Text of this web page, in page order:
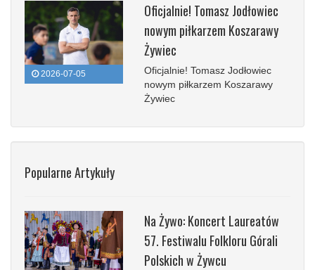
2026-07-05
Oficjalnie! Tomasz Jodłowiec
nowym piłkarzem Koszarawy
Żywiec
Oficjalnie! Tomasz Jodłowiec
nowym piłkarzem Koszarawy
Żywiec
Popularne Artykuły
Na Żywo: Koncert Laureatów
57. Festiwalu Folkloru Górali
Polskich w Żywcu